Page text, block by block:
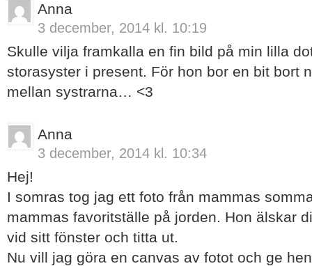
Anna
3 december, 2014 kl. 10:19
Skulle vilja framkalla en fin bild på min lilla
storasyster i present. För hon bor en bit bort
mellan systrarna… <3
Anna
3 december, 2014 kl. 10:34
Hej!
I somras tog jag ett foto från mammas
mammas favoritställe på jorden. Hon älskar
vid sitt fönster och titta ut.
Nu vill jag göra en canvas av fotot och ge